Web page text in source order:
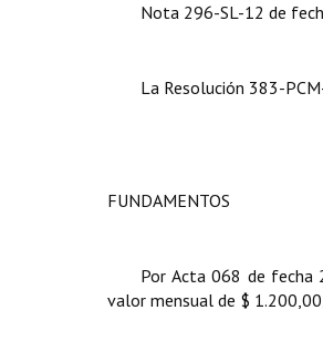
Nota 296-SL-12 de
La Resolución 383-
FUNDAMENTOS
Por Acta 068 de fecha
valor mensual de $